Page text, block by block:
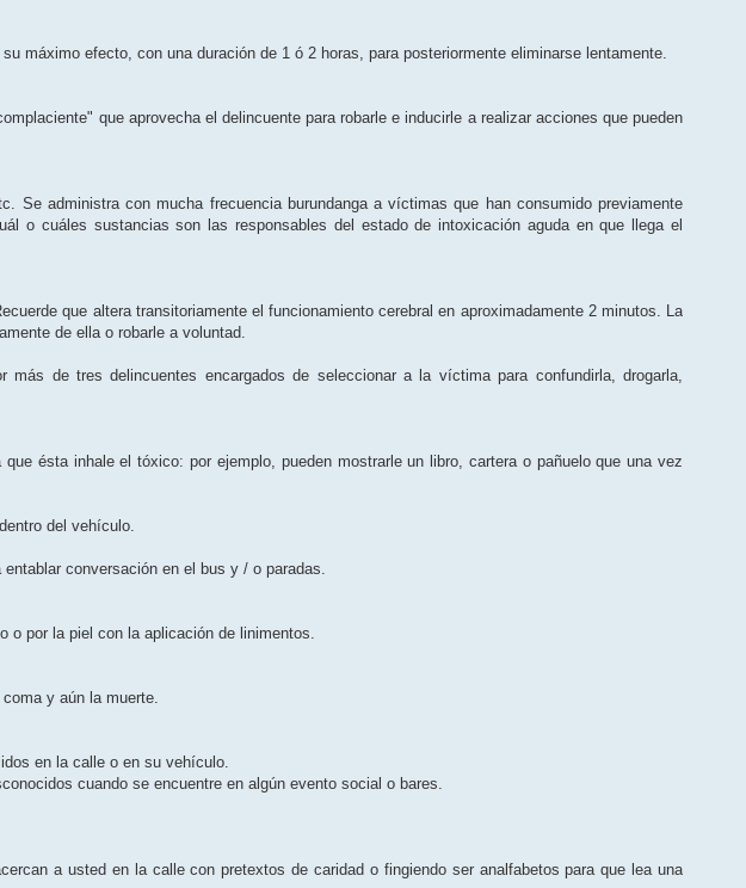
máximo efecto, con una duración de 1 ó 2 horas, para posteriormente eliminarse lentamente.
que aprovecha el delincuente para robarle e inducirle a realizar acciones que pueden
Se administra con mucha frecuencia burundanga a víctimas que han consumido previamente
o cuáles sustancias son las responsables del estado de intoxicación aguda en que llega el
que altera transitoriamente el funcionamiento cerebral en aproximadamente 2 minutos. La
de ella o robarle a voluntad.
más de tres delincuentes encargados de seleccionar a la víctima para confundirla, drogarla,
ésta inhale el tóxico: por ejemplo, pueden mostrarle un libro, cartera o pañuelo que una vez
del vehículo.
conversación en el bus y / o paradas.
o por la piel con la aplicación de linimentos.
y aún la muerte.
en la calle o en su vehículo.
cuando se encuentre en algún evento social o bares.
a usted en la calle con pretextos de caridad o fingiendo ser analfabetos para que lea una